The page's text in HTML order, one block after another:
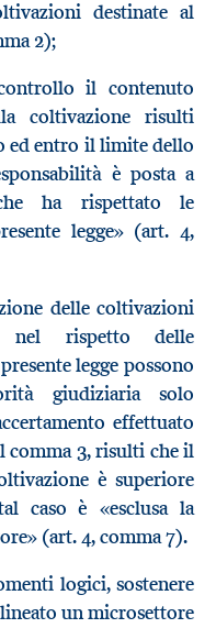
destinate al
2);
il contenuto
coltivazione risulti
ed entro il limite dello
è posta a
ha rispettato le
legge» (art. 4,
delle coltivazioni
nel rispetto delle
legge possono
giudiziaria solo
effettuato
comma 3, risulti che il
è superiore
caso è «esclusa la
(art. 4, comma 7).
logici, sostenere
un microsettore